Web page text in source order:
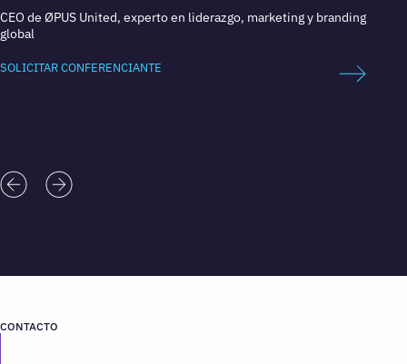
CEO de ØPUS United, experto en liderazgo, marketing y branding
global
SOLICITAR CONFERENCIANTE
CONTACTO